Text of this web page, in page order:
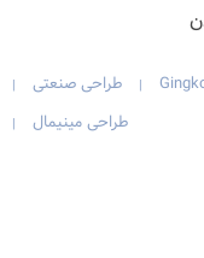
| طراحی صنعتی |
طراحی مینیمال |